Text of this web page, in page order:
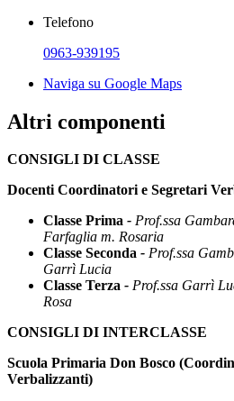
Telefono
0963-939195
Naviga su Google Maps
Altri componenti
CONSIGLI DI CLASSE
Docenti Coordinatori e Segretari
Classe Prima - Prof.ssa
Farfaglia m. Rosaria
Classe Seconda - Prof.ssa
Garrì Lucia
Classe Terza - Prof.ssa Garrì
Rosa
CONSIGLI DI INTERCLASSE
Scuola Primaria Don Bosco
Verbalizzanti)